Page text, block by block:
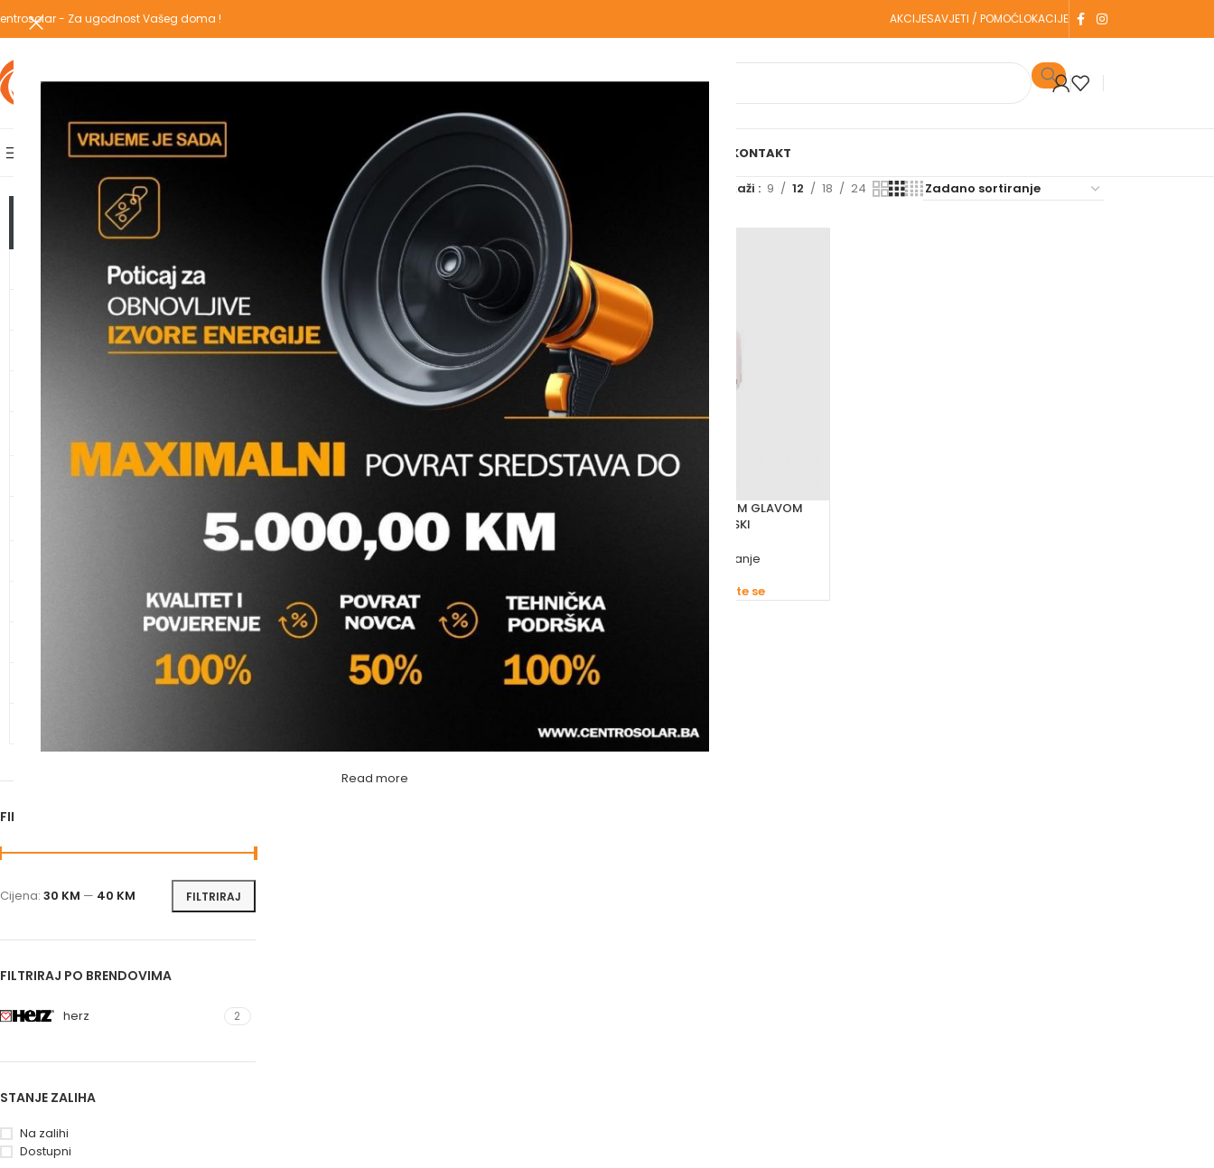
Read more
- Za ugodnost Vašeg doma ! AKCIJESAVJETI / POMOĆLOKACIJE
POPULARNE KATEGORIJE PREGLEDAJ CIJELI WEBSHOP
AKCIJSKA PONUDA
O NAMANAŠE USLUGE KONTAKT
TOP KATEGORIJE
TOPLOTNE PUMPE
KLIMA UREĐAJI
SPOJNI ELEMENTI
CIJEVI ZA ZAŠTITU KABLOVA
FILTRIRAJ PO CIJENI
FILTRIRAJ
Cijena: 30 KM — 40 KM
FILTRIRAJ PO BRENDOVIMA
herz 2
STANJE ZALIHA
Na zalihi
Dostupni
Proizvodi označeni “s termo” Prikaži 9 12 18 24
HERZ VENTIL S TERMOSTATSKOM GLAVOM 1/2”
KUTNI
Termostatski ventili
Molimo vas prijavite se
HERZ VENTIL S TERMOSTATSKOM GLAVOM
SPECIJALNI 1/2” KUTNI USPONSKI
Grijanje
Molimo vas prijavite se